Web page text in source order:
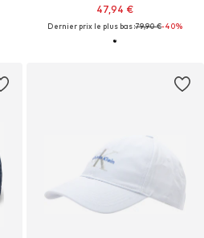
47,94 €
Dernier prix le plus bas :79,90 €-40%